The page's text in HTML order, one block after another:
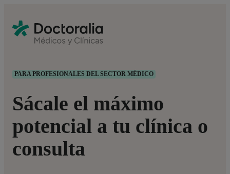
PARA PROFESIONALES DEL SECTOR MÉDICO
Sácale el máximo
potencial a tu clínica o
consulta